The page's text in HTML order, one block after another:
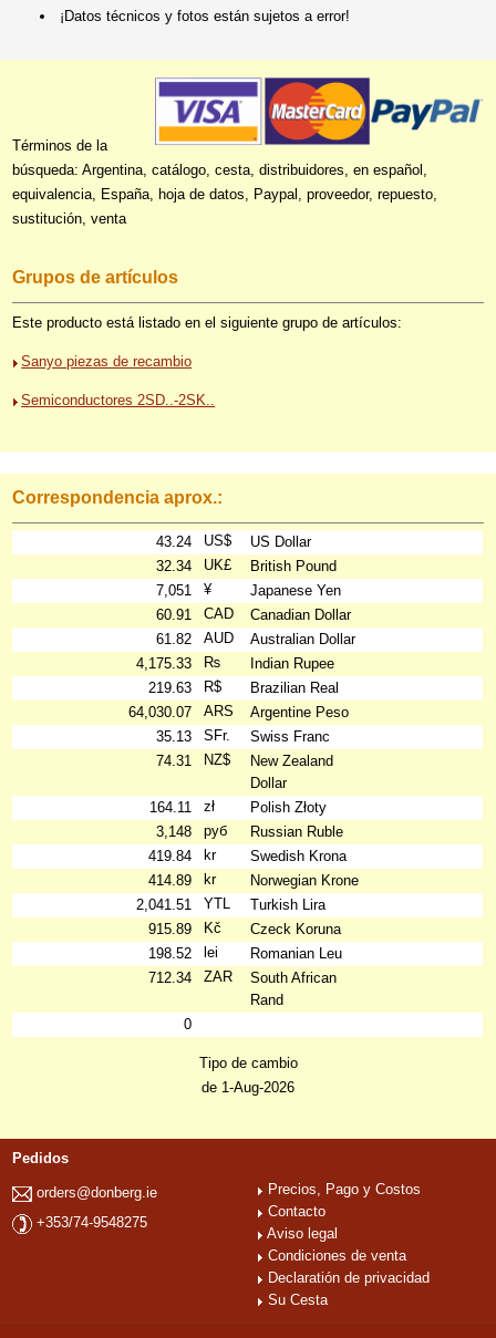
¡Datos técnicos y fotos están sujetos a error!
Términos de la
búsqueda: Argentina, catálogo, cesta, distribuidores, en español,
equivalencia, España, hoja de datos, Paypal, proveedor, repuesto,
sustitución, venta
Grupos de artículos
Este producto está listado en el siguiente grupo de artículos:
Sanyo piezas de recambio
Semiconductores 2SD..-2SK..
Correspondencia aprox.:
43.24 US$
US Dollar
32.34
UK£
British Pound
7,051
¥
Japanese Yen
60.91
CAD
Canadian Dollar
61.82
AUD
Australian Dollar
4,175.33
₨
Indian Rupee
219.63
R$
Brazilian Real
64,030.07
ARS
Argentine Peso
35.13
SFr.
Swiss Franc
74.31
NZ$
New Zealand
Dollar
164.11
zł
Polish Złoty
3,148
руб
Russian Ruble
419.84
kr
Swedish Krona
414.89
kr
Norwegian Krone
2,041.51
YTL
Turkish Lira
915.89
Kč
Czeck Koruna
198.52
lei
Romanian Leu
712.34
ZAR
South African
Rand
0
Tipo de cambio
de 1-Aug-2026
Pedidos
orders@donberg.ie
+353/74-9548275
Precios, Pago y Costos
Contacto
Aviso legal
Condiciones de venta
Declaratión de privacidad
Su Cesta